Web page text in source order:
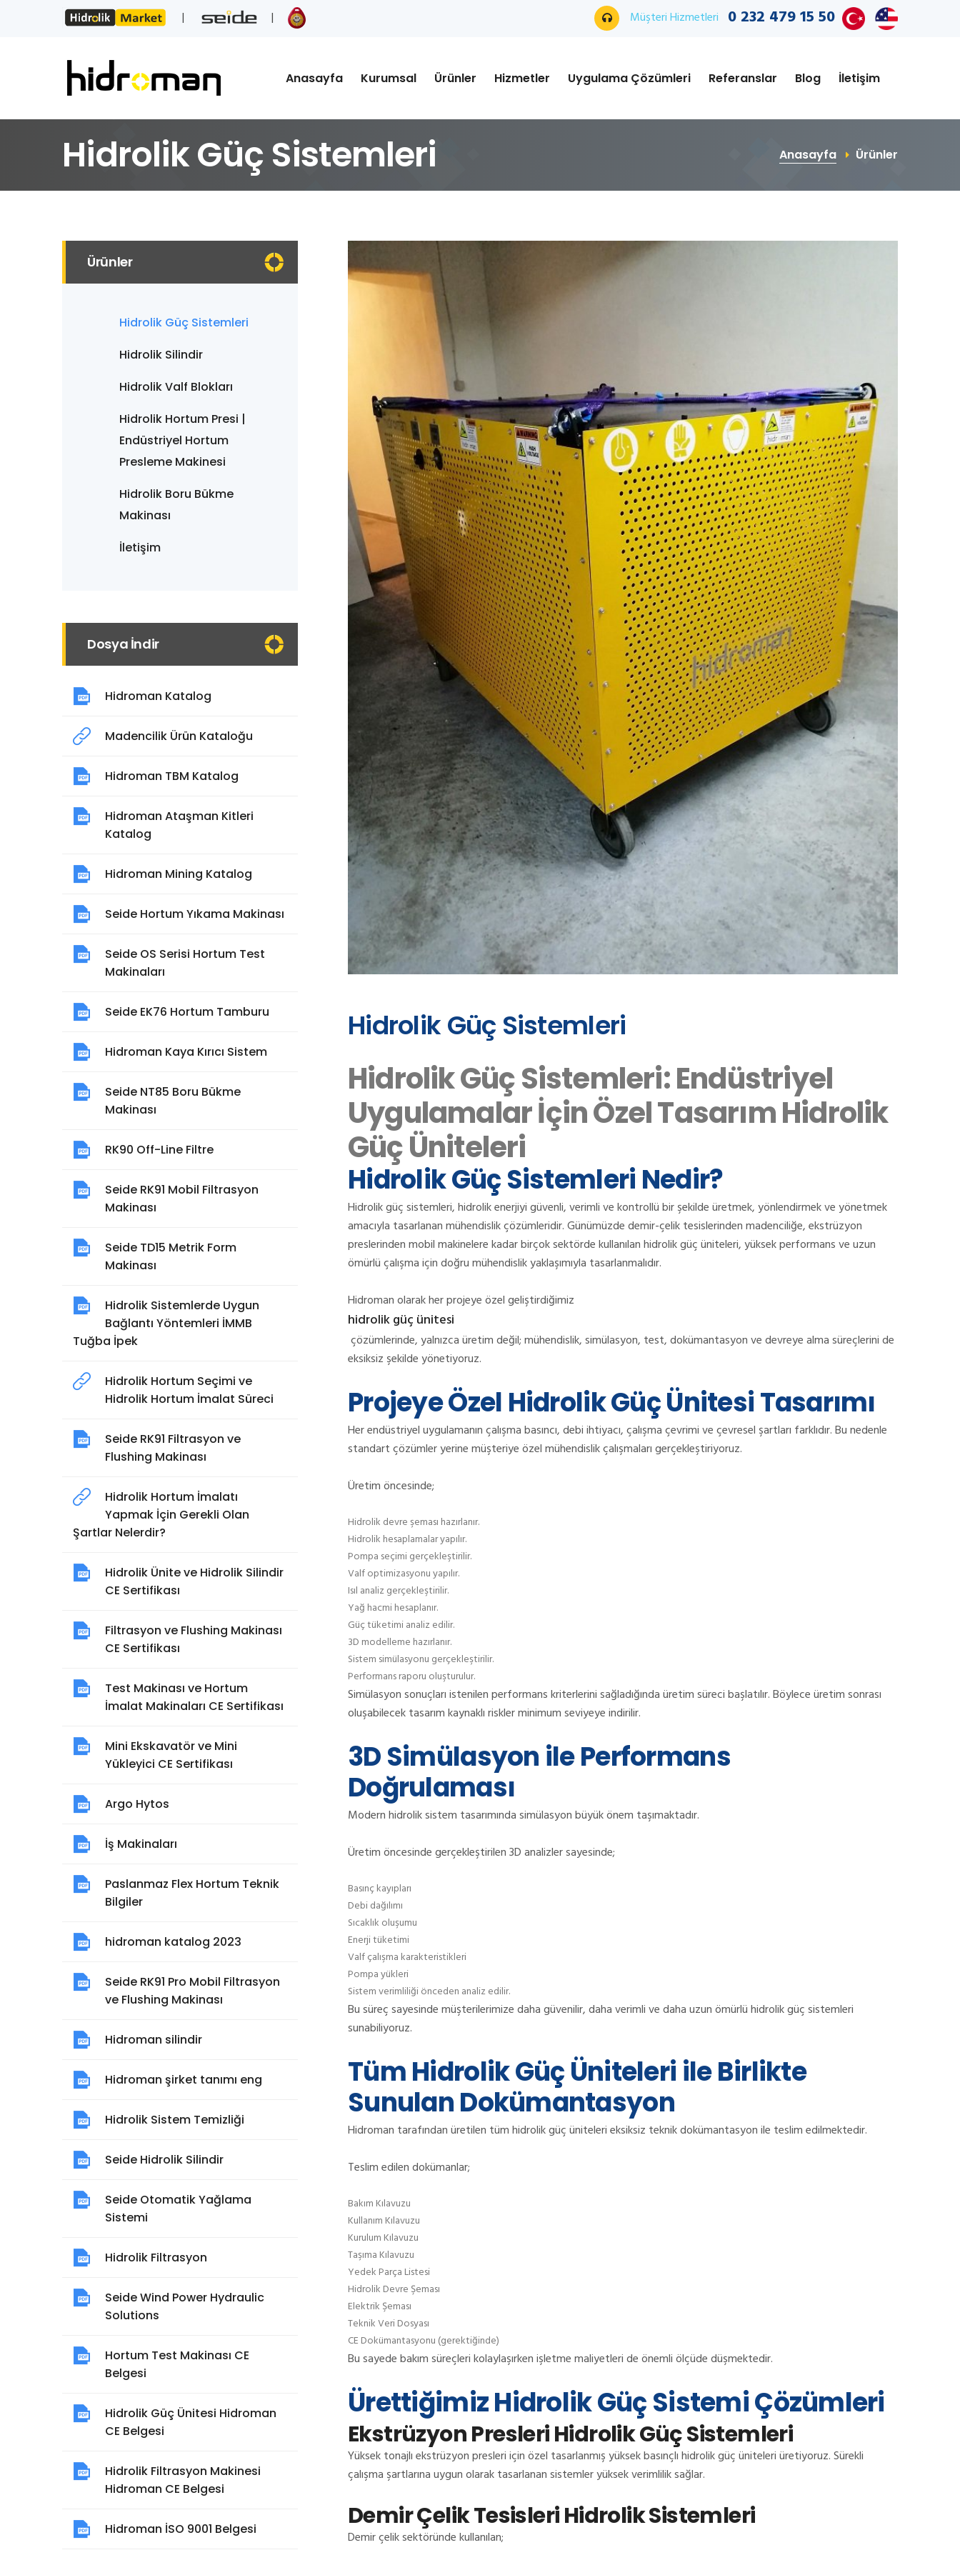
Müşteri Hizmetleri 0 232 479 15 50
Anasayfa Kurumsal Ürünler Hizmetler Uygulama Çözümleri Referanslar Blog İletişim
Hidrolik Güç Sistemleri Anasayfa Ürünler
Hidrolik Güç Sistemleri
Hidrolik Güç Sistemleri: Endüstriyel
Uygulamalar İçin Özel Tasarım Hidrolik
Güç Üniteleri
Hidrolik Güç Sistemleri Nedir?
Hidrolik güç sistemleri, hidrolik enerjiyi güvenli, verimli ve kontrollü bir şekilde üretmek, yönlendirmek ve yönetmek
amacıyla tasarlanan mühendislik çözümleridir. Günümüzde demir-çelik tesislerinden madenciliğe, ekstrüzyon
preslerinden mobil makinelere kadar birçok sektörde kullanılan hidrolik güç üniteleri, yüksek performans ve uzun
ömürlü çalışma için doğru mühendislik yaklaşımıyla tasarlanmalıdır.
Hidroman olarak her projeye özel geliştirdiğimiz
hidrolik güç ünitesi
çözümlerinde, yalnızca üretim değil; mühendislik, simülasyon, test, dokümantasyon ve devreye alma süreçlerini de
eksiksiz şekilde yönetiyoruz.
Projeye Özel Hidrolik Güç Ünitesi Tasarımı
Her endüstriyel uygulamanın çalışma basıncı, debi ihtiyacı, çalışma çevrimi ve çevresel şartları farklıdır. Bu nedenle
standart çözümler yerine müşteriye özel mühendislik çalışmaları gerçekleştiriyoruz.
Üretim öncesinde;
Hidrolik devre şeması hazırlanır.
Hidrolik hesaplamalar yapılır.
Pompa seçimi gerçekleştirilir.
Valf optimizasyonu yapılır.
Isıl analiz gerçekleştirilir.
Yağ hacmi hesaplanır.
Güç tüketimi analiz edilir.
3D modelleme hazırlanır.
Sistem simülasyonu gerçekleştirilir.
Performans raporu oluşturulur.
Simülasyon sonuçları istenilen performans kriterlerini sağladığında üretim süreci başlatılır. Böylece üretim sonrası
oluşabilecek tasarım kaynaklı riskler minimum seviyeye indirilir.
3D Simülasyon ile Performans
Doğrulaması
Modern hidrolik sistem tasarımında simülasyon büyük önem taşımaktadır.
Üretim öncesinde gerçekleştirilen 3D analizler sayesinde;
Basınç kayıpları
Debi dağılımı
Sıcaklık oluşumu
Enerji tüketimi
Valf çalışma karakteristikleri
Pompa yükleri
Sistem verimliliği önceden analiz edilir.
Bu süreç sayesinde müşterilerimize daha güvenilir, daha verimli ve daha uzun ömürlü hidrolik güç sistemleri
sunabiliyoruz.
Tüm Hidrolik Güç Üniteleri ile Birlikte
Sunulan Dokümantasyon
Hidroman tarafından üretilen tüm hidrolik güç üniteleri eksiksiz teknik dokümantasyon ile teslim edilmektedir.
Teslim edilen dokümanlar;
Bakım Kılavuzu
Kullanım Kılavuzu
Kurulum Kılavuzu
Taşıma Kılavuzu
Yedek Parça Listesi
Hidrolik Devre Şeması
Elektrik Şeması
Teknik Veri Dosyası
CE Dokümantasyonu (gerektiğinde)
Bu sayede bakım süreçleri kolaylaşırken işletme maliyetleri de önemli ölçüde düşmektedir.
Ürettiğimiz Hidrolik Güç Sistemi Çözümleri
Ekstrüzyon Presleri Hidrolik Güç Sistemleri
Yüksek tonajlı ekstrüzyon presleri için özel tasarlanmış yüksek basınçlı hidrolik güç üniteleri üretiyoruz. Sürekli
çalışma şartlarına uygun olarak tasarlanan sistemler yüksek verimlilik sağlar.
Demir Çelik Tesisleri Hidrolik Sistemleri
Demir çelik sektöründe kullanılan;
Ürünler
Hidrolik Güç Sistemleri
Hidrolik Silindir
Hidrolik Valf Blokları
Hidrolik Hortum Presi |
Endüstriyel Hortum
Presleme Makinesi
Hidrolik Boru Bükme
Makinası
İletişim
Dosya İndir
Hidroman Katalog
Madencilik Ürün Kataloğu
Hidroman TBM Katalog
Hidroman Ataşman Kitleri
Katalog
Hidroman Mining Katalog
Seide Hortum Yıkama Makinası
Seide OS Serisi Hortum Test
Makinaları
Seide EK76 Hortum Tamburu
Hidroman Kaya Kırıcı Sistem
Seide NT85 Boru Bükme
Makinası
RK90 Off-Line Filtre
Seide RK91 Mobil Filtrasyon
Makinası
Seide TD15 Metrik Form
Makinası
Hidrolik Sistemlerde Uygun
Bağlantı Yöntemleri İMMB
Tuğba İpek
Hidrolik Hortum Seçimi ve
Hidrolik Hortum İmalat Süreci
Seide RK91 Filtrasyon ve
Flushing Makinası
Hidrolik Hortum İmalatı
Yapmak İçin Gerekli Olan
Şartlar Nelerdir?
Hidrolik Ünite ve Hidrolik Silindir
CE Sertifikası
Filtrasyon ve Flushing Makinası
CE Sertifikası
Test Makinası ve Hortum
İmalat Makinaları CE Sertifikası
Mini Ekskavatör ve Mini
Yükleyici CE Sertifikası
Argo Hytos
İş Makinaları
Paslanmaz Flex Hortum Teknik
Bilgiler
hidroman katalog 2023
Seide RK91 Pro Mobil Filtrasyon
ve Flushing Makinası
Hidroman silindir
Hidroman şirket tanımı eng
Hidrolik Sistem Temizliği
Seide Hidrolik Silindir
Seide Otomatik Yağlama
Sistemi
Hidrolik Filtrasyon
Seide Wind Power Hydraulic
Solutions
Hortum Test Makinası CE
Belgesi
Hidrolik Güç Ünitesi Hidroman
CE Belgesi
Hidrolik Filtrasyon Makinesi
Hidroman CE Belgesi
Hidroman İSO 9001 Belgesi